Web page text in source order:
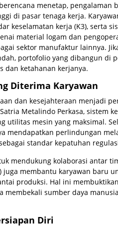
menetap, pengalaman
di pasar tenaga kerja.
keselamatan kerja (K3), serta
material logam dan
sektor manufaktur lainnya.
portofolio yang dibangun di
dan ketahanan kerjanya.
Diterima Karyawan
dan kesejahteraan menjadi
Metalindo Perkasa, sistem
utilitas mesin yang maksimal.
mendapatkan perlindungan
standar kepatuhan
mendukung kolaborasi antar
membantu karyawan baru
produksi. Hal ini
sumber daya
Diri